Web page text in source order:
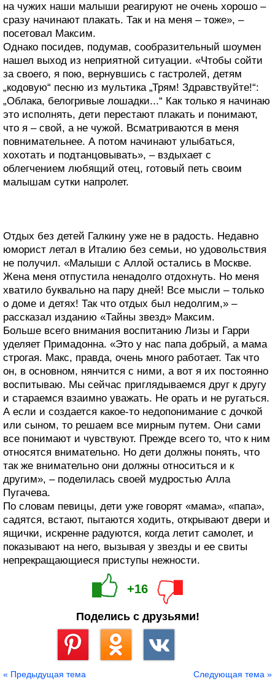
на чужих наши малыши реагируют не очень хорошо –
сразу начинают плакать. Так и на меня – тоже», –
посетовал Максим.
Однако посидев, подумав, сообразительный шоумен
нашел выход из неприятной ситуации. «Чтобы сойти
за своего, я пою, вернувшись с гастролей, детям
„кодовую“ песню из мультика „Трям! Здравствуйте!“:
„Облака, белогривые лошадки...“ Как только я начинаю
это исполнять, дети перестают плакать и понимают,
что я – свой, а не чужой. Всматриваются в меня
повнимательнее. А потом начинают улыбаться,
хохотать и подтанцовывать», – вздыхает с
облегчением любящий отец, готовый петь своим
малышам сутки напролет.
Отдых без детей Галкину уже не в радость. Недавно
юморист летал в Италию без семьи, но удовольствия
не получил. «Малыши с Аллой остались в Москве.
Жена меня отпустила ненадолго отдохнуть. Но меня
хватило буквально на пару дней! Все мысли – только
о доме и детях! Так что отдых был недолгим,» –
рассказал изданию «Тайны звезд» Максим.
Больше всего внимания воспитанию Лизы и Гарри
уделяет Примадонна. «Это у нас папа добрый, а мама
строгая. Макс, правда, очень много работает. Так что
он, в основном, нянчится с ними, а вот я их постоянно
воспитываю. Мы сейчас приглядываемся друг к другу
и стараемся взаимно уважать. Не орать и не ругаться.
А если и создается какое-то недопонимание с дочкой
или сыном, то решаем все мирным путем. Они сами
все понимают и чувствуют. Прежде всего то, что к ним
относятся внимательно. Но дети должны понять, что
так же внимательно они должны относиться и к
другим», – поделилась своей мудростью Алла
Пугачева.
По словам певицы, дети уже говорят «мама», «папа»,
садятся, встают, пытаются ходить, открывают двери и
ящички, искренне радуются, когда летит самолет, и
показывают на него, вызывая у звезды и ее свиты
непрекращающиеся приступы нежности.
+16
Поделись с друзьями!
« Предыдущая тема Следующая тема »